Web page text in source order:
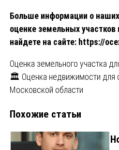
Больше информации о наших
оценке земельных
найдете на сайте: https://
Навигация
по
Оценка земельного участка
🏛️ Оценка недвижимости для
Московской области
Похожие статьи